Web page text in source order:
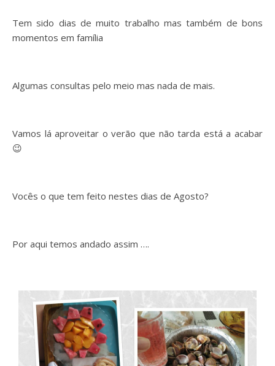
Tem sido dias de muito trabalho mas também de bons
momentos em família
Algumas consultas pelo meio mas nada de mais.
Vamos lá aproveitar o verão que não tarda está a acabar
😉
Vocês o que tem feito nestes dias de Agosto?
Por aqui temos andado assim ….